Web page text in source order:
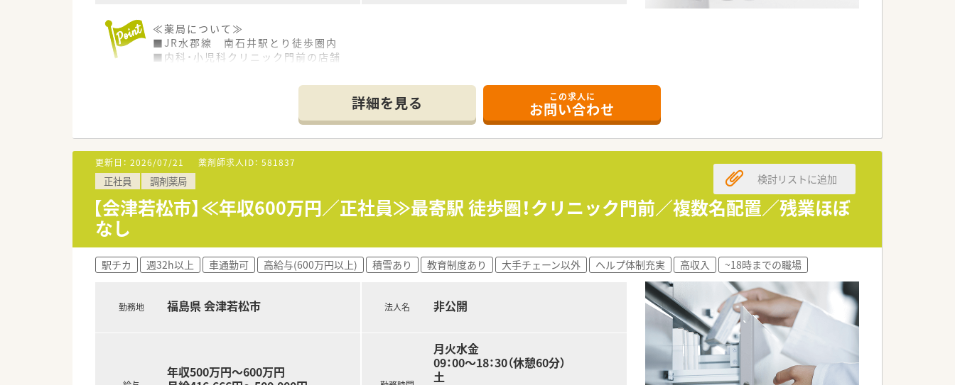
≪薬局について≫
■JR水郡線 南石井駅とり徒歩圏内
■内科・小児科クリニック門前の店舗
■平日は18:00までの営業♪
東証プライム上場企業・ホールディングスのグループです。
大手ならではの福利厚生の充実が図られ、薬剤師の方々が働きやすい環境を整備しています。一人あたりの業務量の適正化に努めてお
り、無理なノルマはございません。
詳細を見る この求人に
お問い合わせ
更新日： 2026/07/21 薬剤師求人ID： 581837
正社員 調剤薬局
【会津若松市】≪年収600万円／正社員≫最寄駅 徒歩圏！クリニック門前／複数名配置／残業ほぼ
なし
検討リストに追加
駅チカ 週32h以上 車通勤可 高給与(600万円以上) 積雪あり 教育制度あり 大手チェーン以外 ヘルプ体制充実 高収入 ~18時までの職場
勤務地 福島県 会津若松市
年収500万円～600万円
法人名 非公開
月火水金
09：00～18：30（休憩60分）
土